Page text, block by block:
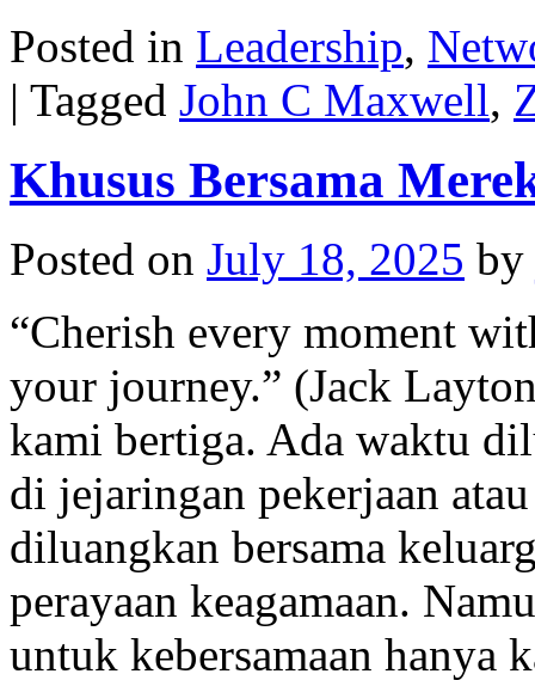
Posted in Leadership,
| Tagged John C Maxwell,
Khusus Bersama
Posted on July 18, 2025 by
“Cherish every moment
your journey.” (Jack
kami bertiga. Ada waktu
di jejaringan pekerjaan
diluangkan bersama
perayaan keagamaan.
untuk kebersamaan hanya